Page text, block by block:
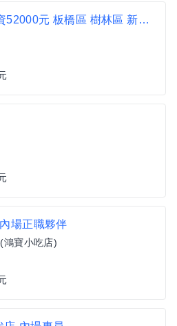
(全家)大夜班 正職 薪資52000元 板橋區 樹林區 新莊 便利商店 超商 非7-11 非統一 聯合醫院 衛生局 龍泉
場正職夥伴
鴻寶小吃店)